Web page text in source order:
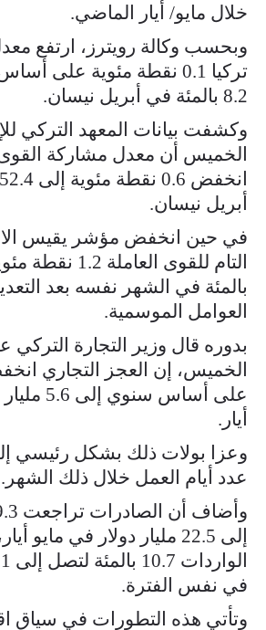
خلال مايو/ أيار الماضي.
وبحسب وكالة رويترز، ارتفع
تركيا ​0.1 نقطة مئوية ​على
⁠8.2 بالمئة ​في أبريل نيسان.
الخميس أن معدل مشاركة القوى
أبريل نيسان.
في حين انخفض مؤشر يقيس
بالمئة ⁠في الشهر نفسه بعد
العوامل ​الموسمية.
بدوره قال وزير ​التجارة التركي
على أساس
أيار.
وعزا ‌بولات ذلك بشكل رئيسي
عدد ​أيام العمل خلال ذلك ‌الشهر.
إلى 22.5 ​مليار ​دولار ⁠في مايو
⁠في ​نفس الفترة.
وتأتي هذه التطورات في سياق